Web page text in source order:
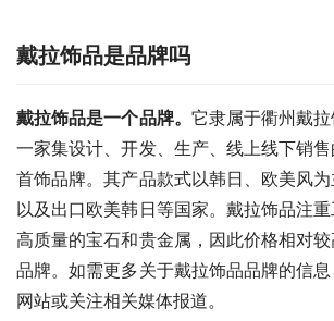
戴拉饰品是品牌吗
戴拉饰品是一个品牌。 它隶属于衢州戴
一家集设计、开发、生产、线上线下销
首饰品牌。其产品款式以韩日、欧美风
以及出口欧美韩日等国家。戴拉饰品注
高质量的宝石和贵金属，因此价格相对
品牌。如需更多关于戴拉饰品品牌的信
网站或关注相关媒体报道。